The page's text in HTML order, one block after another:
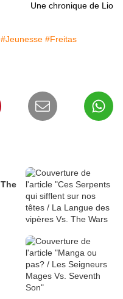
Une chronique de Lio
#Jeunesse #Freitas